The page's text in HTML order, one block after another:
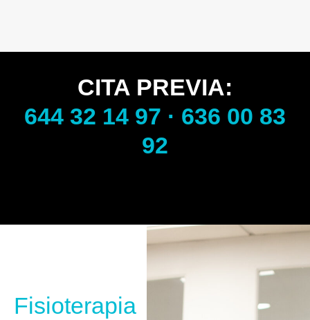
CITA PREVIA:
644 32 14 97 · 636 00 83
92
Fisioterapia